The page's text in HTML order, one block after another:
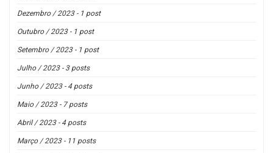
Dezembro / 2023 - 1 post
Outubro / 2023 - 1 post
Setembro / 2023 - 1 post
Julho / 2023 - 3 posts
Junho / 2023 - 4 posts
Maio / 2023 - 7 posts
Abril / 2023 - 4 posts
Março / 2023 - 11 posts